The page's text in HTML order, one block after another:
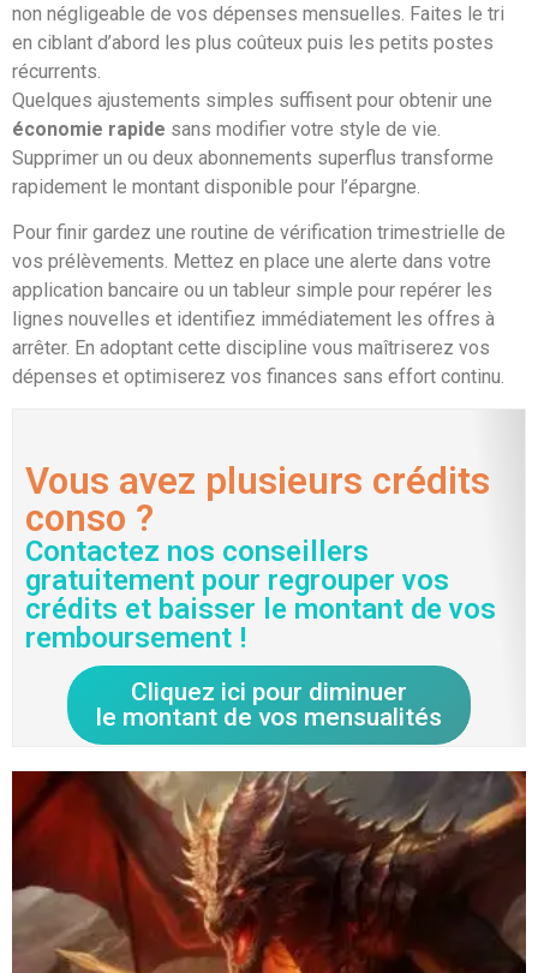
non négligeable de vos dépenses mensuelles. Faites le tri
en ciblant d’abord les plus coûteux puis les petits postes
récurrents.
Quelques ajustements simples suffisent pour obtenir une
économie rapide sans modifier votre style de vie.
Supprimer un ou deux abonnements superflus transforme
rapidement le montant disponible pour l’épargne.
Pour finir gardez une routine de vérification trimestrielle de
vos prélèvements. Mettez en place une alerte dans votre
application bancaire ou un tableur simple pour repérer les
lignes nouvelles et identifiez immédiatement les offres à
arrêter. En adoptant cette discipline vous maîtriserez vos
dépenses et optimiserez vos finances sans effort continu.
Vous avez plusieurs crédits
conso ?
Contactez nos conseillers
gratuitement pour regrouper vos
crédits et baisser le montant de vos
remboursement !
Cliquez ici pour diminuer
le montant de vos mensualités